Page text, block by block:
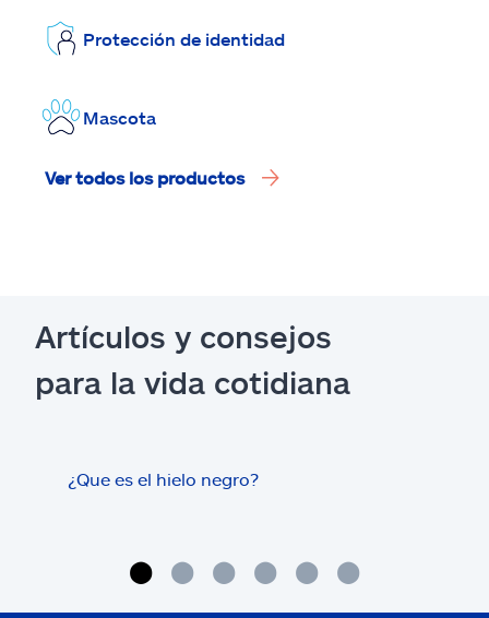
Protección de identidad
Mascota
Ver todos los productos
Artículos y consejos
para la vida cotidiana
¿Que es el hielo negro?